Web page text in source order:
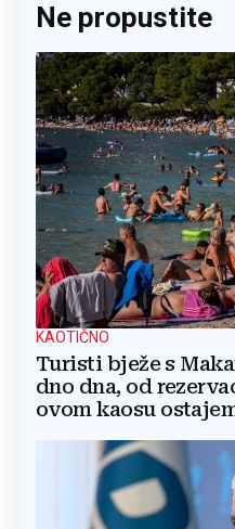
Ne propustite
KAOTIČNO
Turisti bježe s
dno dna, od
ovom kaosu